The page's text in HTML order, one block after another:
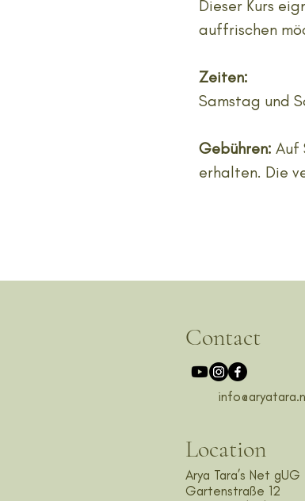
Dieser Kurs
auffrischen
Zeiten:
Samstag und
Gebühren: Auf
erhalten. Die
Contact
Location
Arya Tara’s Net gUG
Gartenstraße 12